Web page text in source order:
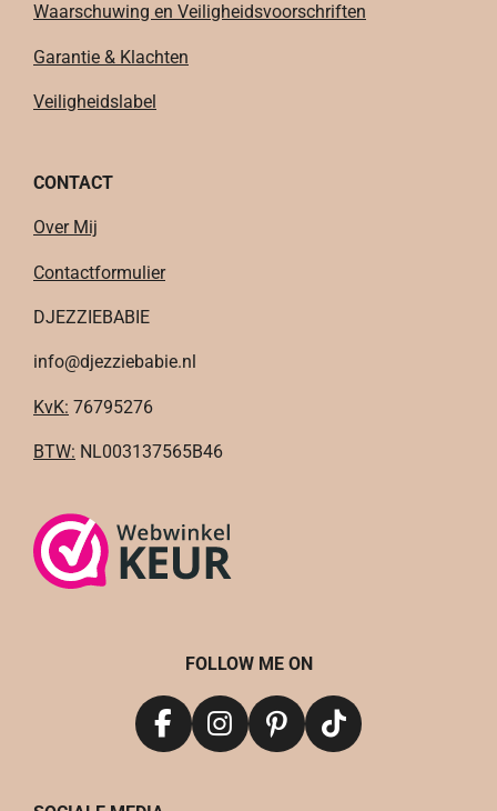
Waarschuwing en Veiligheidsvoorschriften
Garantie & Klachten
Veiligheidslabel
CONTACT
Over Mij
Contactformulier
DJEZZIEBABIE
info@djezziebabie.nl
KvK: 76795276
BTW: NL003137565B46
FOLLOW ME ON
F
I
P
T